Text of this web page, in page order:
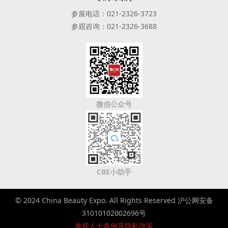
参展电话：021-2326-3723
参观咨询：021-2326-3688
微信公众号
CBE小助手
© 2024 China Beauty Expo. All Rights Reserved 沪公网安备
31010102002696号
参观人士条例及隐私政策